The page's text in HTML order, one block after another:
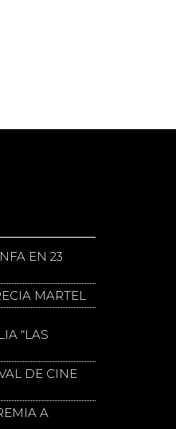
EN 23
MARTEL
“LAS
DE CINE
A